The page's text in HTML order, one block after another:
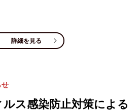
詳細を見る
せ
ス感染防止対策による